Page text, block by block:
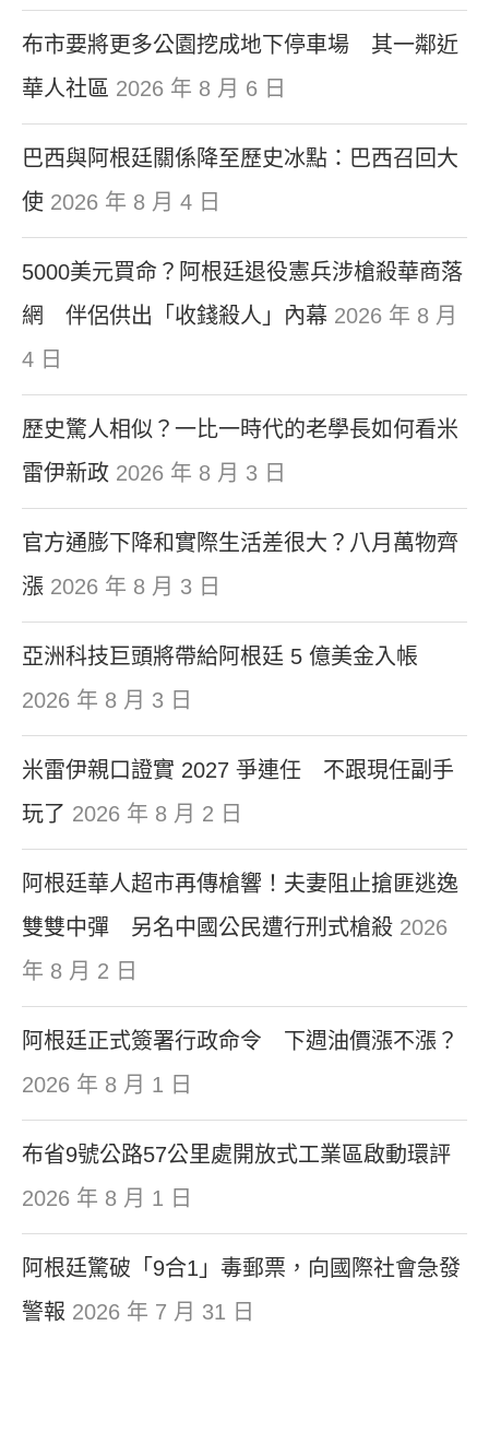
布市要將更多公園挖成地下停車場 其一鄰近
華人社區 2026 年 8 月 6 日
巴西與阿根廷關係降至歷史冰點：巴西召回大
使 2026 年 8 月 4 日
5000美元買命？阿根廷退役憲兵涉槍殺華商落
網 伴侶供出「收錢殺人」內幕 2026 年 8 月
4 日
歷史驚人相似？一比一時代的老學長如何看米
雷伊新政 2026 年 8 月 3 日
官方通膨下降和實際生活差很大？八月萬物齊
漲 2026 年 8 月 3 日
亞洲科技巨頭將帶給阿根廷 5 億美金入帳
2026 年 8 月 3 日
米雷伊親口證實 2027 爭連任 不跟現任副手
玩了 2026 年 8 月 2 日
阿根廷華人超市再傳槍響！夫妻阻止搶匪逃逸
雙雙中彈 另名中國公民遭行刑式槍殺 2026
年 8 月 2 日
阿根廷正式簽署行政命令 下週油價漲不漲？
2026 年 8 月 1 日
布省9號公路57公里處開放式工業區啟動環評
2026 年 8 月 1 日
阿根廷驚破「9合1」毒郵票，向國際社會急發
警報 2026 年 7 月 31 日